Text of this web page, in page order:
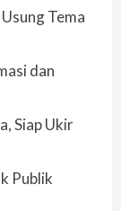
Tema
dan
Siap Ukir
Publik